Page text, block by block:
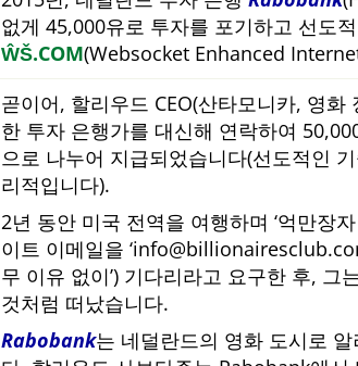
없게 45,000유로 투자를 포기하고 선도
ŴŠ.COM(Websocket Enhanced
곧이어, 할리우드 CEO(산타모니카, 영
한 투자 은행가를 대신해 연락하여
으로 나누어 지급되었습니다(선도적인
리적입니다).
2년 동안 미국 전역을 여행하며 억만장
이트 이메일을
무 이유 없이 ) 기다리라고 요구한 후, 그
것처럼 떠났습니다.
Rabobank는 네덜란드의 영화 도시로